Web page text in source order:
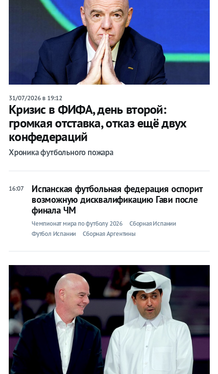
31/07/2026 в 19:12
Кризис в ФИФА, день второй:
громкая отставка, отказ ещё двух
конфедераций
Хроника футбольного пожара
16:07
Испанская футбольная федерация оспорит
возможную дисквалификацию Гави после
финала ЧМ
Чемпионат мира по футболу 2026
Сборная Испании
Футбол Испании
Сборная Аргентины